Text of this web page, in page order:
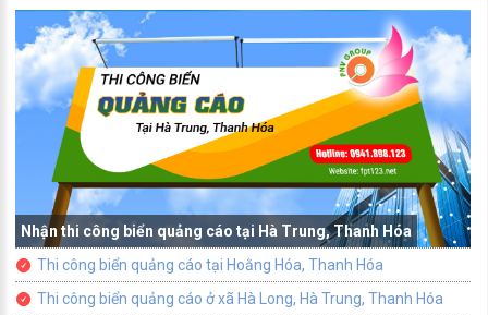
Nhận thi công biển quảng cáo tại Hà Trung, Thanh Hóa
Thi công biển quảng cáo tại Hoằng Hóa, Thanh Hóa
Thi công biển quảng cáo ở xã Hà Long, Hà Trung, Thanh Hóa